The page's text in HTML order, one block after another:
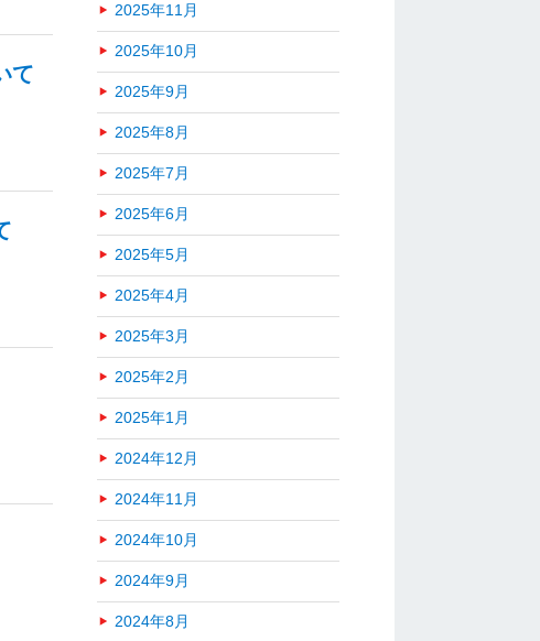
て
2025年11月
2025年10月
2025年9月
2025年8月
2025年7月
2025年6月
2025年5月
2025年4月
2025年3月
2025年2月
2025年1月
2024年12月
2024年11月
2024年10月
2024年9月
2024年8月